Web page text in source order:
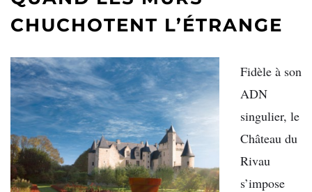
CHUCHOTENT L’ÉTRANGE
Fidèle à son
ADN
singulier, le
Château du
Rivau
s’impose